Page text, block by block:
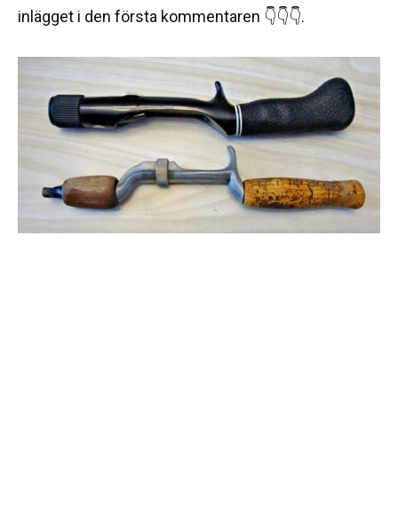
inlägget i den första kommentaren 👇👇👇.